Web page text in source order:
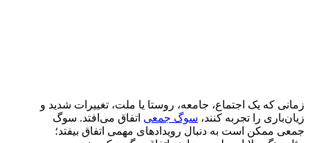
زمانی که یک اجتماع، جامعه، روستا یا ملت، تغییرات شدید و
زیان‌باری را تجربه کنند، سوگ جمعی اتفاق می‌افتد. سوگ
جمعی ممکن است به دنبال رویدادهای مهمی اتفاق بیفتد؛